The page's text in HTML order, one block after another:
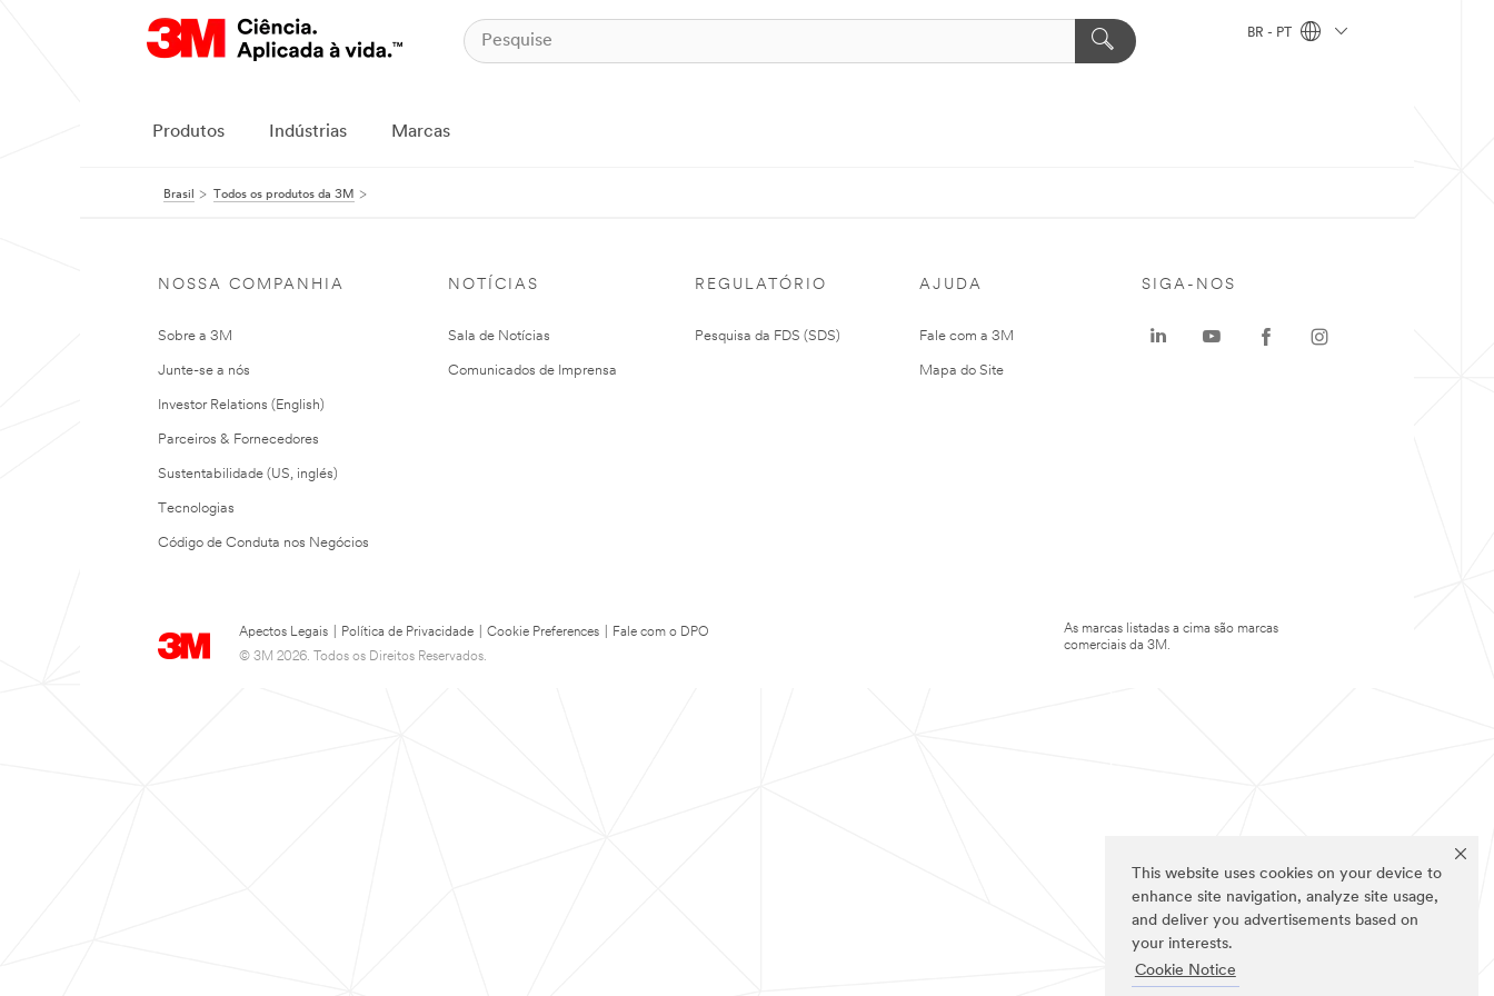
This website uses cookies on your device to
enhance site navigation, analyze site usage,
and deliver you advertisements based on
your interests.
Cookie Notice
BR - PT
Produtos Indústrias Marcas
Brasil Todos os produtos da 3M
NOSSA COMPANHIA
Sobre a 3M
Junte-se a nós
Investor Relations (English)
Parceiros & Fornecedores
Sustentabilidade (US, inglés)
Tecnologias
Código de Conduta nos Negócios
NOTÍCIAS
Sala de Notícias
Comunicados de Imprensa
REGULATÓRIO
Pesquisa da FDS (SDS)
AJUDA
Fale com a 3M
Mapa do Site
Apectos Legais Política de Privacidade Cookie Preferences
Fale com o DPO
© 3M 2026. Todos os Direitos Reservados.
SIGA-NOS
As marcas listadas a cima são marcas
comerciais da 3M.